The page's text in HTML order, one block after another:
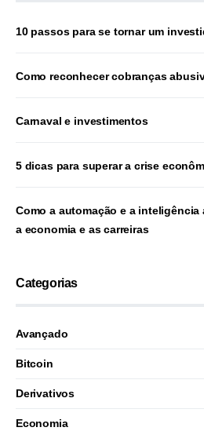
10 passos para se tornar um
Como reconhecer cobranças
Carnaval e investimentos
5 dicas para superar a crise
Como a automação e a
a economia e as carreiras
Categorias
Avançado
Bitcoin
Derivativos
Economia